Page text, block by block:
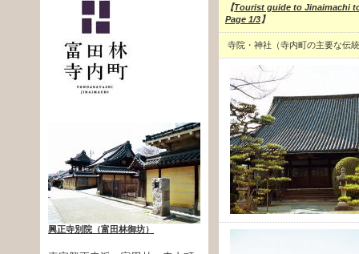
【Tourist guide to Jinaimachi
Page 1/3】
寺院・神社（寺内町の主要な伝
興正寺別院（富田林御坊）